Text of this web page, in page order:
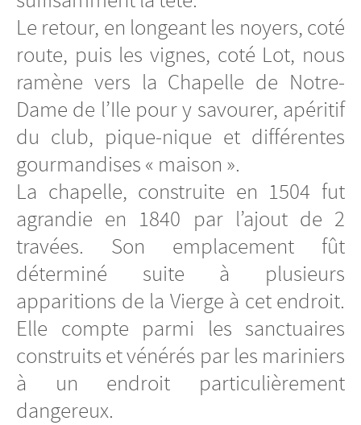
Le retour, en longeant les noyers, coté
route, puis les vignes, coté Lot, nous
ramène vers la Chapelle de Notre-
Dame de l’Ile pour y savourer, apéritif
du club, pique-nique et différentes
gourmandises « maison ».
La chapelle, construite en 1504 fut
agrandie en 1840 par l’ajout de 2
travées. Son emplacement fût
déterminé suite à plusieurs
apparitions de la Vierge à cet endroit.
Elle compte parmi les sanctuaires
construits et vénérés par les mariniers
à un endroit particulièrement
dangereux.